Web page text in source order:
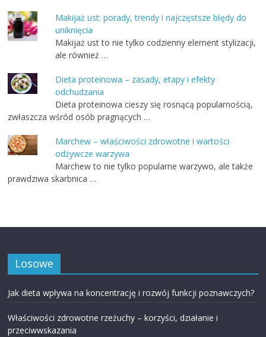
Makijaż ust: porady, trendy i najczęstsze błędy do
uniknięcia
Makijaż ust to nie tylko codzienny element stylizacji,
ale również …
Dieta proteinowa – zasady, etapy i efekty
odchudzania
Dieta proteinowa cieszy się rosnącą popularnością,
zwłaszcza wśród osób pragnących …
Marchew – właściwości zdrowotne i wartości
odżywcze warzywa
Marchew to nie tylko popularne warzywo, ale także
prawdziwa skarbnica …
Losowe
Jak dieta wpływa na koncentrację i rozwój funkcji poznawczych?
Właściwości zdrowotne rzeżuchy – korzyści, działanie i
przeciwwskazania